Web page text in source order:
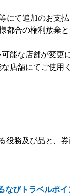
て追加のお支払
都合の権利放棄
能な店舗が変更
店舗にてご使用く
役務及び品と、
びトラベルポイ